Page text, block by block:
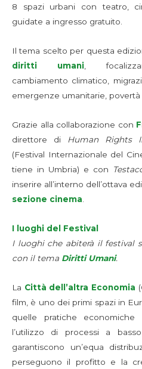
8 spazi urbani con teatro,
guidate a ingresso gratuito.
Il tema scelto per questa
diritti umani,
cambiamento climatico,
emergenze umanitarie,
Grazie alla collaborazione con
direttore di Human Rights
(Festival Internazionale del
tiene in Umbria) e con
inserire all’interno dell’ottava
sezione cinema.
I luoghi del Festival
I luoghi che abiterà il festival
con il tema Diritti Umani.
La Città dell’altra Economia
film, è uno dei primi spazi in
quelle pratiche
l’utilizzo di processi a
garantiscono un’equa
perseguono il profitto e la